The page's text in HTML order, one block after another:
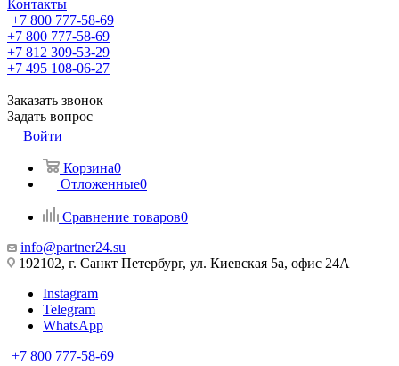
Контакты
+7 800 777-58-69
+7 800 777-58-69
+7 812 309-53-29
+7 495 108-06-27
Заказать звонок
Задать вопрос
Войти
Корзина0
Отложенные0
Сравнение товаров0
info@partner24.su
192102, г. Санкт Петербург, ул. Киевская 5а, офис 24А
Instagram
Telegram
WhatsApp
+7 800 777-58-69